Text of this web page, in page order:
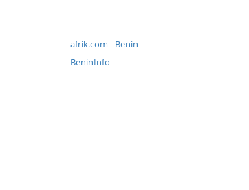
afrik.com - Benin
BeninInfo